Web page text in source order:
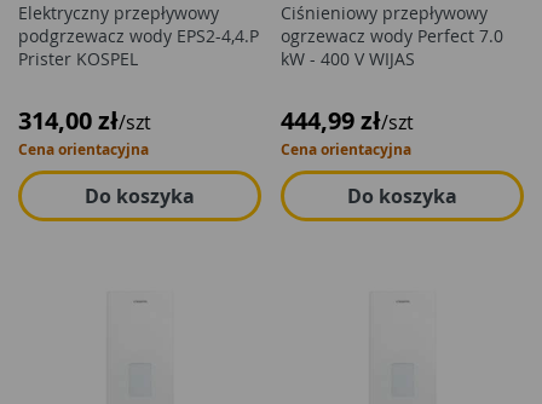
Elektryczny przepływowy
podgrzewacz wody EPS2-4,4.P
Prister KOSPEL
314,00 zł/szt
Cena orientacyjna
Do koszyka
Ciśnieniowy przepływowy
ogrzewacz wody Perfect 7.0
kW - 400 V WIJAS
444,99 zł/szt
Cena orientacyjna
Do koszyka